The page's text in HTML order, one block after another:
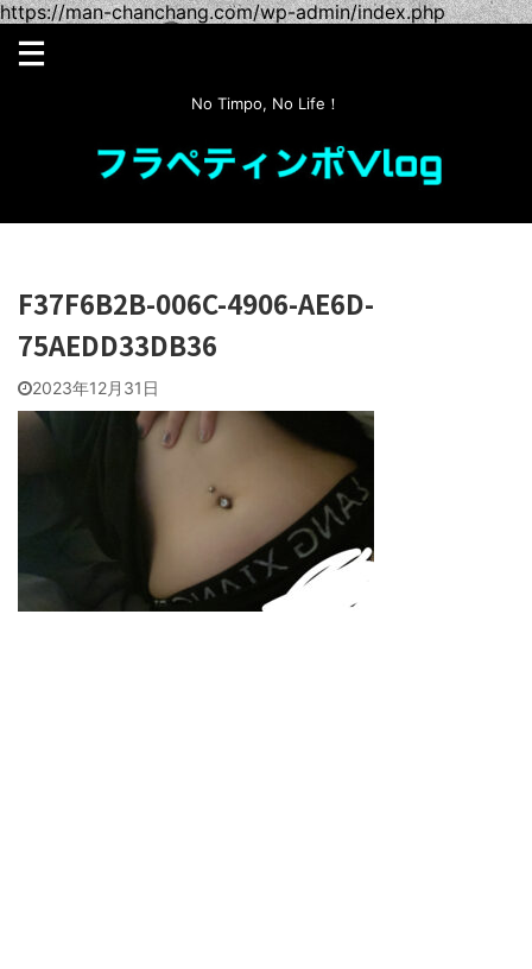
https://man-chanchang.com/wp-admin/index.php
No Timpo, No Life！
F37F6B2B-006C-4906-AE6D-
75AEDD33DB36
2023年12月31日